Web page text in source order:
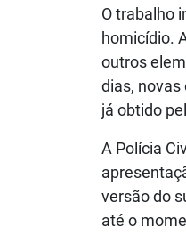
O trabalho
homicídio.
outros
dias,
já obtido
A Polícia
versão do
até o